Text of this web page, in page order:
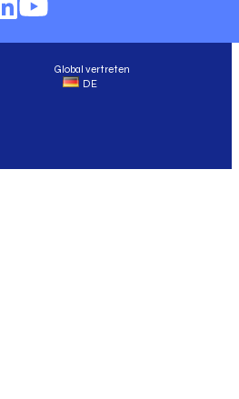
Global vertreten
DE